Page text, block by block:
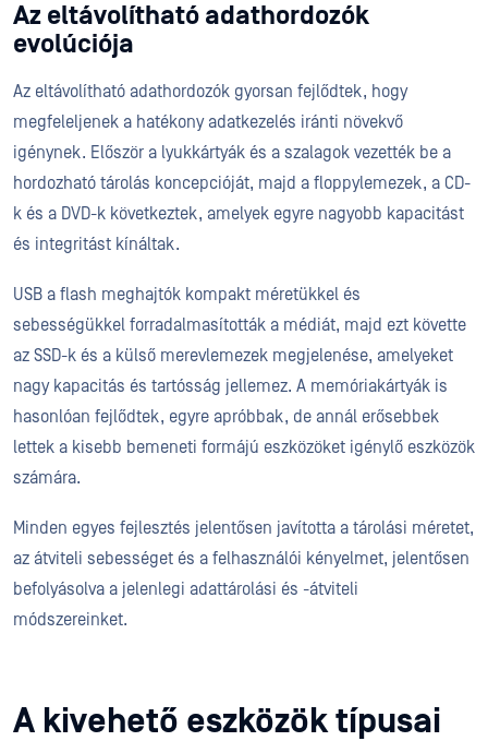
Az eltávolítható adathordozók
evolúciója
Az eltávolítható adathordozók gyorsan fejlődtek, hogy
megfeleljenek a hatékony adatkezelés iránti növekvő
igénynek. Először a lyukkártyák és a szalagok vezették be a
hordozható tárolás koncepcióját, majd a floppylemezek, a CD-
k és a DVD-k következtek, amelyek egyre nagyobb kapacitást
és integritást kínáltak.
USB a flash meghajtók kompakt méretükkel és
sebességükkel forradalmasították a médiát, majd ezt követte
az SSD-k és a külső merevlemezek megjelenése, amelyeket
nagy kapacitás és tartósság jellemez. A memóriakártyák is
hasonlóan fejlődtek, egyre apróbbak, de annál erősebbek
lettek a kisebb bemeneti formájú eszközöket igénylő eszközök
számára.
Minden egyes fejlesztés jelentősen javította a tárolási méretet,
az átviteli sebességet és a felhasználói kényelmet, jelentősen
befolyásolva a jelenlegi adattárolási és -átviteli
módszereinket.
A kivehető eszközök típusai